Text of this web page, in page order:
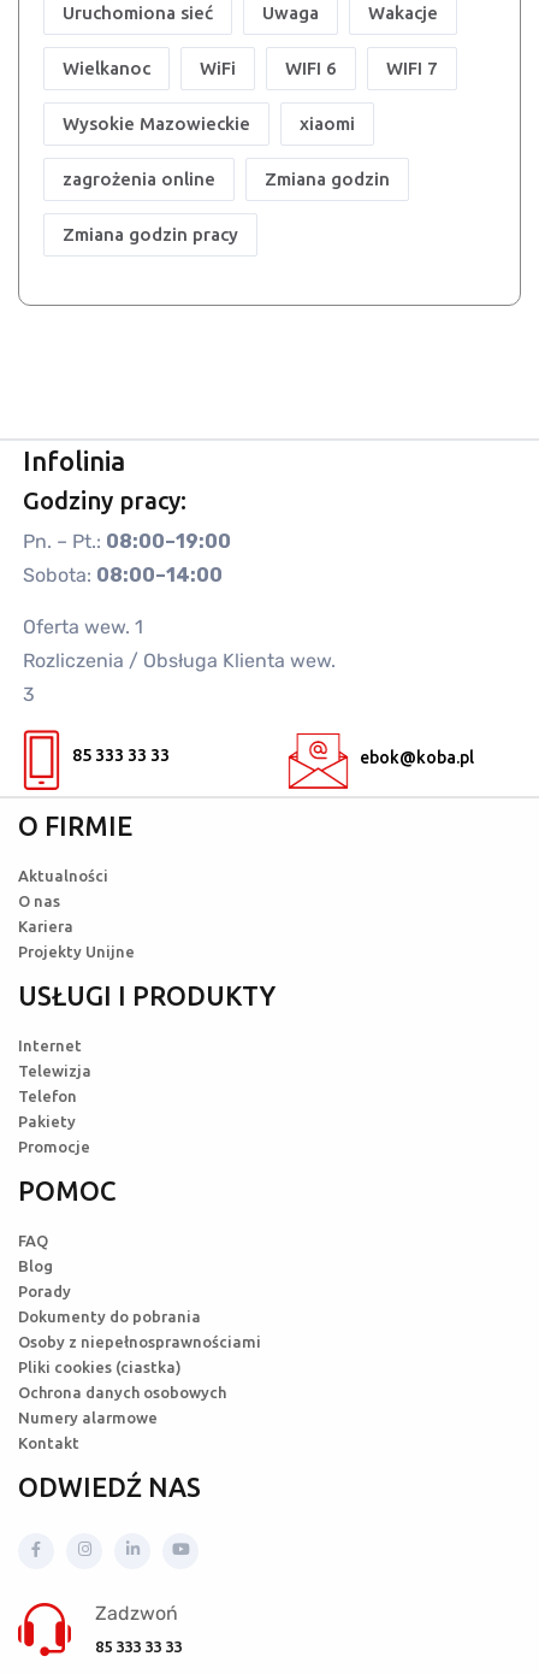
Uruchomiona sieć Uwaga Wakacje
Wielkanoc WiFi WIFI 6 WIFI 7
Wysokie Mazowieckie xiaomi
zagrożenia online Zmiana godzin
Zmiana godzin pracy
Infolinia
Godziny pracy:
Pn. – Pt.: 08:00–19:00
Sobota: 08:00–14:00
Oferta wew. 1
Rozliczenia / Obsługa Klienta wew.
3
85 333 33 33 ebok@koba.pl
O FIRMIE
Aktualności
O nas
Kariera
Projekty Unijne
USŁUGI I PRODUKTY
Internet
Telewizja
Telefon
Pakiety
Promocje
POMOC
FAQ
Blog
Porady
Dokumenty do pobrania
Osoby z niepełnosprawnościami
Pliki cookies (ciastka)
Ochrona danych osobowych
Numery alarmowe
Kontakt
ODWIEDŹ NAS
Zadzwoń
85 333 33 33